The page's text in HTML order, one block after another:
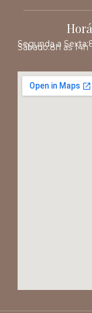
Segunda a Sexta:
Sábado:8h às 14h